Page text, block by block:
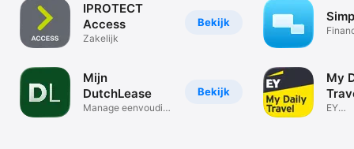
Bekijk
IPROTECT
Access
Zakelijk
Bekijk
Mijn
DutchLease
Manage eenvoudig
My
EY